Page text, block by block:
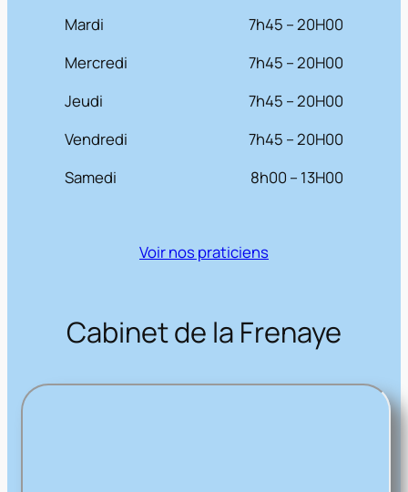
Mardi
7h45 – 20H00
Mercredi
7h45 – 20H00
Jeudi
7h45 – 20H00
Vendredi
7h45 – 20H00
Samedi
8h00 – 13H00
Voir nos praticiens
Cabinet de la Frenaye